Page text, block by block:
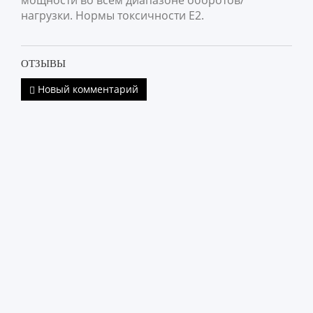
нагрузки. Нормы токсичности Е2.
ОТЗЫВЫ
Новый комментарий